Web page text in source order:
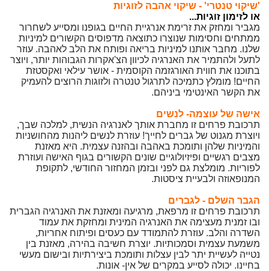
'שיקוי טנטרי' - שיקוי אהבה לזוגיות
או לזימון זוגיות...
מגביר ומחזק את זרימת אנרגיית החיים בגופנו ומסייע לשחרור
ממתחים וחסימות שנוצרו כתוצאה מדפוסים הקשורים למיניות
שלנו. מחבר אותנו למיניות בריאה ופותח את הלב לאהבה. עוזר
לתעל ולהתמיר את האנרגיה לכיוון הצ'אקרות הגבוהות יותר, ויוצר
בתוכנו את חווית האורגזמה הקוסמית - אושר עילאי ואקסטזת
החיים! מומלץ כתמיכה לתרגול טנטרה ולזוגות הרוצים להעמיק
את הקשר האינטימי ביניהם.
אישה של עוצמה- לנשים
תרכובת פרחים זו מחברת אותך לאנרגיה הנשית, למלכה שבך,
ויוצרת מגנוט של גברים לחייך! עוזרת לנשים ליהנות מהחושניות
והמיניות שלהן ותומכת באהבה ובהזנה עצמית. היא מאזנת
מצבים רגשיים ופיזיולוגיים שונים הקשורים בגוף האישה ועוזרת
לפוריות. מומלצת גם לפני ובזמן המחזור החודשי, לתקופת
המנופאוזה ולבעיית ציסטות.
הגבר השלם - לגברים
תרכובת פרחים זו מרפאת, מרגיעה ומאזנת את האנרגיה הגברית
ובו זמנית מעצימה את האנרגיה המינית ומחזקת את עמוד
השדרה והלב. עוזרת להתמודד עם כעסים ופיתוח אחריות,
משמעת עצמית וסמכותיות. יוצרת חשיבה בהירה, מאזנת בין
נטייה לעשיית יתר לבין עצלות ותומכת ביצירתיות ובישום מעשי
בחיינו. יכולה לסייע במקרים של אין- אונות.